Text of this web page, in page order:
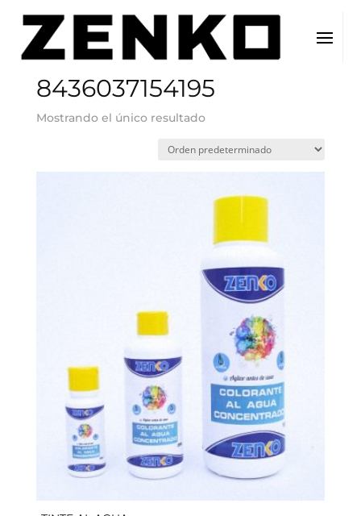
Inicio / EAN del producto / 8436037154195
8436037154195
Mostrando el único resultado